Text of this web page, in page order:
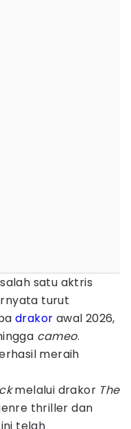
satu aktris
turut
drakor awal 2026,
cameo.
meraih
melalui drakor The
thriller dan